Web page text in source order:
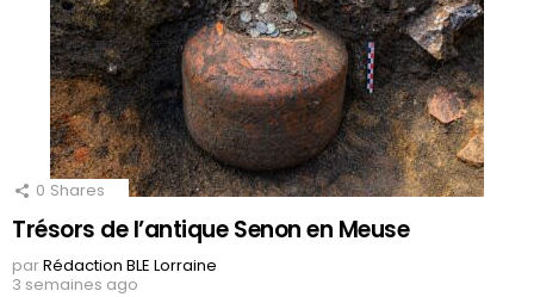
0 Shares
Trésors de l’antique Senon en Meuse
parRédaction BLE Lorraine
3 semaines ago